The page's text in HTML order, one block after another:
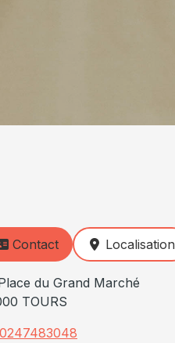
Contact Localisation
du Grand Marché
TOURS
0247483048